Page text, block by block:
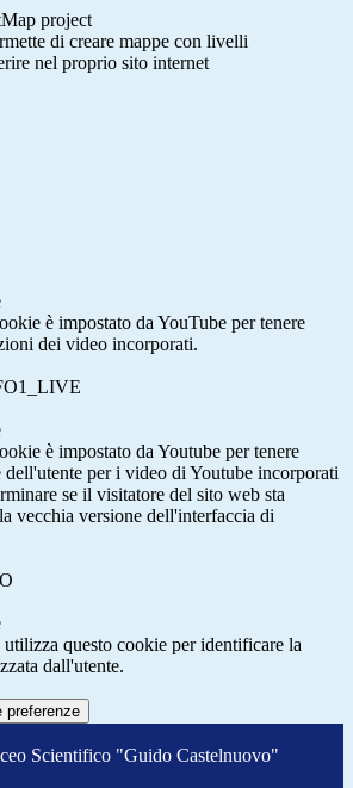
project
di creare mappe con livelli
nel proprio sito internet
è impostato da YouTube per tenere
dei video incorporati.
è impostato da Youtube per tenere
dell'utente per i video di Youtube incorporati
se il visitatore del sito web sta
vecchia versione dell'interfaccia di
utilizza questo cookie per identificare la
dall'utente.
preferenze
Scientifico "Guido Castelnuovo"